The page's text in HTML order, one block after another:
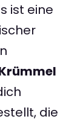
ist eine
die